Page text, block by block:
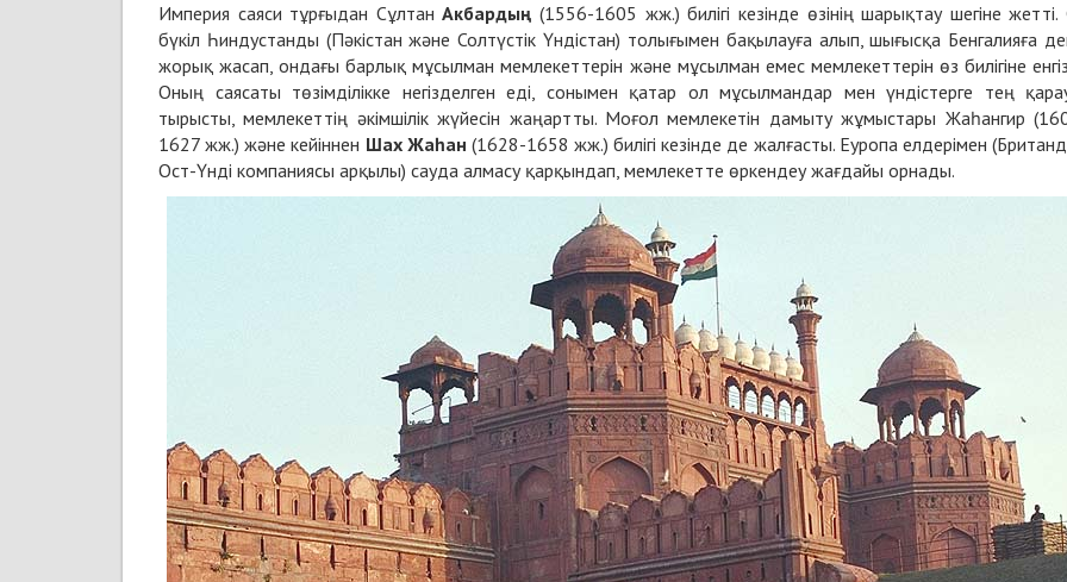
Империя саяси тұрғыдан СұлтанАкбардың (1556-1605 жж.) билігі кезінде өзінің шарықтау шегіне
бүкіл Һиндустанды (Пәкістан және Солтүстік Үндістан) толығымен бақылауға алып, шығысқа Бенгалияға
жорық жасап, ондағы барлық мұсылман мемлекеттерін және мұсылман емес мемлекеттерін өз билігіне
Оның саясаты төзімділікке негізделген еді, сонымен қатар ол мұсылмандар мен үндістерге тең
тырысты, мемлекеттің әкімшілік жүйесін жаңартты. Моғол мемлекетін дамыту жұмыстары Жаһангир
1627 жж.) және кейіннен Шах Жаһан (1628-1658 жж.) билігі кезінде де жалғасты. Еуропа елдерімен
Ост-Үнді компаниясы арқылы) сауда алмасу қарқындап, мемлекетте өркендеу жағдайы орнады.